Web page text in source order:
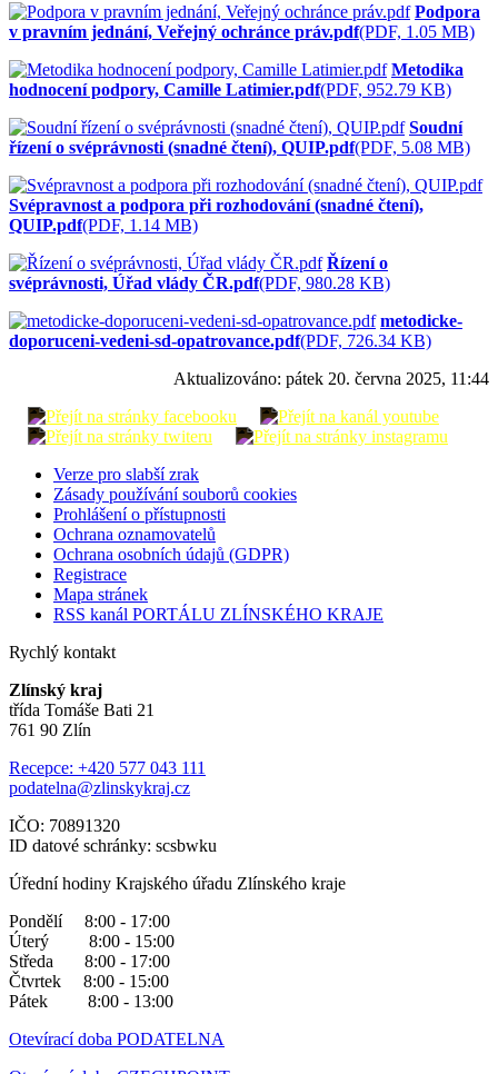
Podpora
v pravním jednání, Veřejný ochránce práv.pdf(PDF, 1.05 MB)
Metodika
hodnocení podpory, Camille Latimier.pdf(PDF, 952.79 KB)
Soudní
řízení o svéprávnosti (snadné čtení), QUIP.pdf(PDF, 5.08 MB)
Svépravnost a podpora při rozhodování (snadné čtení),
QUIP.pdf(PDF, 1.14 MB)
Řízení o
svéprávnosti, Úřad vlády ČR.pdf(PDF, 980.28 KB)
metodicke-
doporuceni-vedeni-sd-opatrovance.pdf(PDF, 726.34 KB)
Aktualizováno: pátek 20. června 2025, 11:44
Verze pro slabší zrak
Zásady používání souborů cookies
Prohlášení o přístupnosti
Ochrana oznamovatelů
Ochrana osobních údajů (GDPR)
Registrace
Mapa stránek
RSS kanál PORTÁLU ZLÍNSKÉHO KRAJE
Rychlý kontakt
Zlínský kraj
třída Tomáše Bati 21
761 90 Zlín
Recepce: +420 577 043 111
podatelna@zlinskykraj.cz
IČO: 70891320
ID datové schránky: scsbwku
Úřední hodiny Krajského úřadu Zlínského kraje
Pondělí 8:00 - 17:00
Úterý 8:00 - 15:00
Středa 8:00 - 17:00
Čtvrtek 8:00 - 15:00
Pátek 8:00 - 13:00
Otevírací doba PODATELNA